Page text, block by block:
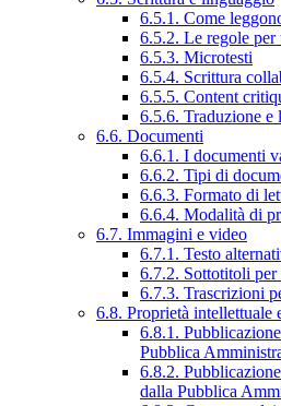
6.5.1. Come
6.5.2. Le regole
6.5.3. Microtesti
6.5.4. Scrittura
6.5.5. Content
6.5.6. Traduzione e
6.6. Documenti
6.6.1. I documenti
6.6.2. Tipi di
6.6.3. Formato di
6.6.4. Modalità di
6.7. Immagini e video
6.7.1. Testo
6.7.2. Sottotitoli
6.7.3. Trascrizioni
6.8. Proprietà intellettuale
6.8.1.
Pubblica
6.8.2.
dalla Pubblica